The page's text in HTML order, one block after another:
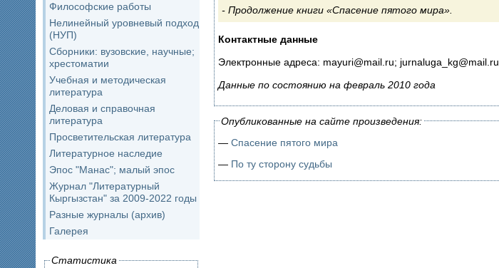
Философские работы
Нелинейный уровневый подход
(НУП)
Сборники: вузовские, научные;
хрестоматии
Учебная и методическая
литература
Деловая и справочная
литература
Просветительская литература
Литературное наследие
Эпос "Манас"; малый эпос
Журнал "Литературный
Кыргызстан" за 2009-2022 годы
Разные журналы (архив)
Галерея
Статистика
Продолжение книги «Спасение пятого мира».
Контактные данные
Электронные адреса: mayuri@mail.ru; jurnaluga_kg@mail.ru
Данные по состоянию на февраль 2010 года
Опубликованные на сайте произведения:
— Спасение пятого мира
— По ту сторону судьбы